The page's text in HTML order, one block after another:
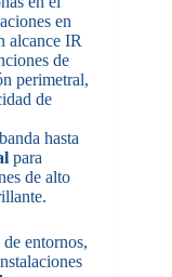
en
alcance IR
de
perimetral,
de
hasta
para
de alto
entornos,